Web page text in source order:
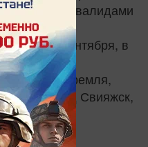
с инвалидами
20 по 23 сентября, в
Кремля,
остров-град Свияжск,
библиотеки
по